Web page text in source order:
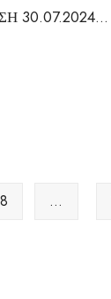
30.07.2024...
…